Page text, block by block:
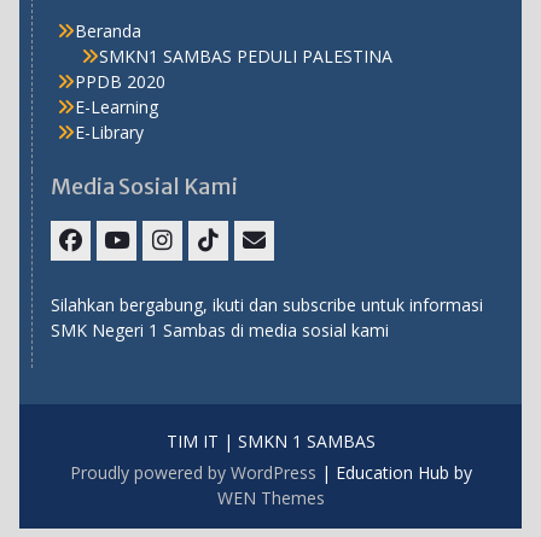
Beranda
SMKN1 SAMBAS PEDULI PALESTINA
PPDB 2020
E-Learning
E-Library
Media Sosial Kami
Silahkan bergabung, ikuti dan subscribe untuk informasi
SMK Negeri 1 Sambas di media sosial kami
TIM IT | SMKN 1 SAMBAS
Proudly powered by WordPress | Education Hub by
WEN Themes